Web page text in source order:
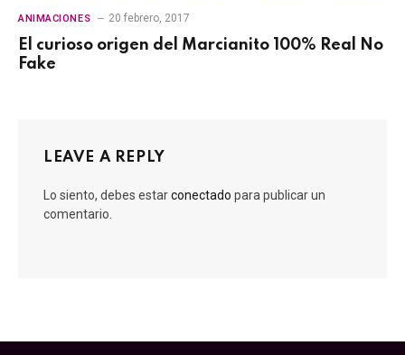
ANIMACIONES 20 febrero, 2017
El curioso origen del Marcianito 100% Real No
Fake
LEAVE A REPLY
Lo siento, debes estarconectado para publicar un
comentario.